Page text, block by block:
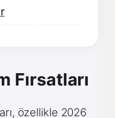
Fırsatları
özellikle 2026